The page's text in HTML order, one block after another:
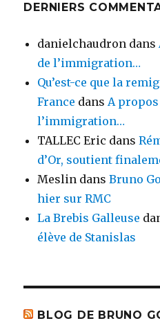
DERNIERS
danielchaudron dans
de l’immigration…
Qu’est-ce que la
France dansA propos
l’immigration…
TALLEC Eric dans
d’Or, soutient
Meslin dansBruno
hier sur RMC
La Brebis Galleuse
élève de Stanislas
BLOG DE BRUNO